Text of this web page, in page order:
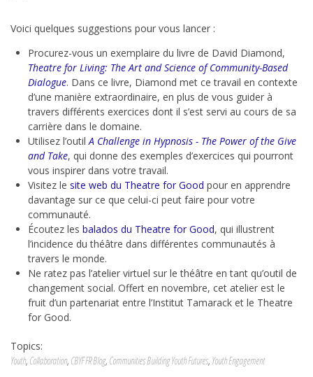
Voici quelques suggestions pour vous lancer :
Procurez-vous un exemplaire du livre de David Diamond,
Theatre for Living: The Art and Science of Community-Based
Dialogue. Dans ce livre, Diamond met ce travail en contexte
d’une manière extraordinaire, en plus de vous guider à
travers différents exercices dont il s’est servi au cours de sa
carrière dans le domaine.
Utilisez l’outilA Challenge in Hypnosis - The Power of the Give
and Take, qui donne des exemples d’exercices qui pourront
vous inspirer dans votre travail.
Visitez le site web du Theatre for Good pour en apprendre
davantage sur ce que celui-ci peut faire pour votre
communauté.
Écoutez les balados du Theatre for Good, qui illustrent
l’incidence du théâtre dans différentes communautés à
travers le monde.
Ne ratez pas l’atelier virtuel sur le théâtre en tant qu’outil de
changement social. Offert en novembre, cet atelier est le
fruit d’un partenariat entre l’Institut Tamarack et le Theatre
for Good.
Topics:
Youth, Collaboration, CBYF FR Blog, Communities Building Youth Futures, Youth Engagement